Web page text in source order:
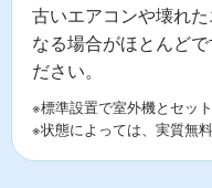
古いエアコンや壊れた
なる場合がほとんど
ださい。
※標準設置で室外機とセッ
※状態によっては、実質無